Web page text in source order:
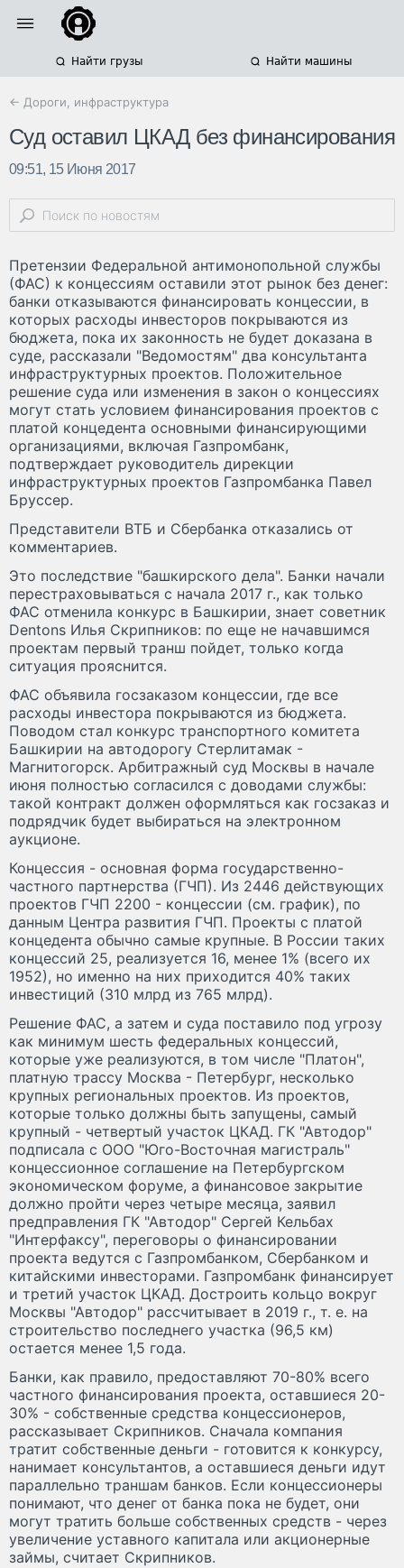
Найти грузы Найти машины
← Дороги, инфраструктура
Суд оставил ЦКАД без финансирования
09:51, 15 Июня 2017
Претензии Федеральной антимонопольной службы
(ФАС) к концессиям оставили этот рынок без денег:
банки отказываются финансировать концессии, в
которых расходы инвесторов покрываются из
бюджета, пока их законность не будет доказана в
суде, рассказали "Ведомостям" два консультанта
инфраструктурных проектов. Положительное
решение суда или изменения в закон о концессиях
могут стать условием финансирования проектов с
платой концедента основными финансирующими
организациями, включая Газпромбанк,
подтверждает руководитель дирекции
инфраструктурных проектов Газпромбанка Павел
Бруссер.
Представители ВТБ и Сбербанка отказались от
комментариев.
Это последствие "башкирского дела". Банки начали
перестраховываться с начала 2017 г., как только
ФАС отменила конкурс в Башкирии, знает советник
Dentons Илья Скрипников: по еще не начавшимся
проектам первый транш пойдет, только когда
ситуация прояснится.
ФАС объявила госзаказом концессии, где все
расходы инвестора покрываются из бюджета.
Поводом стал конкурс транспортного комитета
Башкирии на автодорогу Стерлитамак -
Магнитогорск. Арбитражный суд Москвы в начале
июня полностью согласился с доводами службы:
такой контракт должен оформляться как госзаказ и
подрядчик будет выбираться на электронном
аукционе.
Концессия - основная форма государственно-
частного партнерства (ГЧП). Из 2446 действующих
проектов ГЧП 2200 - концессии (см. график), по
данным Центра развития ГЧП. Проекты с платой
концедента обычно самые крупные. В России таких
концессий 25, реализуется 16, менее 1% (всего их
1952), но именно на них приходится 40% таких
инвестиций (310 млрд из 765 млрд).
Решение ФАС, а затем и суда поставило под угрозу
как минимум шесть федеральных концессий,
которые уже реализуются, в том числе "Платон",
платную трассу Москва - Петербург, несколько
крупных региональных проектов. Из проектов,
которые только должны быть запущены, самый
крупный - четвертый участок ЦКАД. ГК "Автодор"
подписала с ООО "Юго-Восточная магистраль"
концессионное соглашение на Петербургском
экономическом форуме, а финансовое закрытие
должно пройти через четыре месяца, заявил
предправления ГК "Автодор" Сергей Кельбах
"Интерфаксу", переговоры о финансировании
проекта ведутся с Газпромбанком, Сбербанком и
китайскими инвесторами. Газпромбанк финансирует
и третий участок ЦКАД. Достроить кольцо вокруг
Москвы "Автодор" рассчитывает в 2019 г., т. е. на
строительство последнего участка (96,5 км)
остается менее 1,5 года.
Банки, как правило, предоставляют 70-80% всего
частного финансирования проекта, оставшиеся 20-
30% - собственные средства концессионеров,
рассказывает Скрипников. Сначала компания
тратит собственные деньги - готовится к конкурсу,
нанимает консультантов, а оставшиеся деньги идут
параллельно траншам банков. Если концессионеры
понимают, что денег от банка пока не будет, они
могут тратить больше собственных средств - через
увеличение уставного капитала или акционерные
займы, считает Скрипников.